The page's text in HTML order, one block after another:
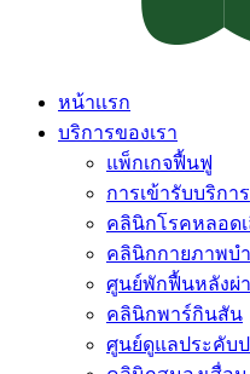
หน้าเเรก
บริการของเรา
แพ็กเกจฟื้นฟู
การเข้ารับบริการ
คลินิกโรคหลอด
คลินิกกายภาพบ
ศูนย์พักฟื้นหลังผ่
คลินิกพาร์กินสัน
ศูนย์ดูแลประคับ